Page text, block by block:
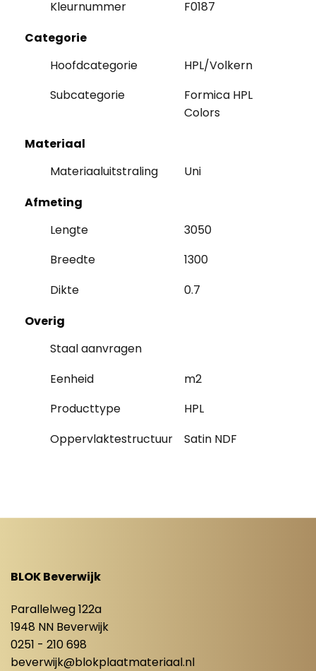
Kleurnummer
F0187
Categorie
Hoofdcategorie
HPL/Volkern
Subcategorie
Formica HPL
Colors
Materiaal
Materiaaluitstraling
Uni
Afmeting
Lengte
3050
Breedte
1300
Dikte
0.7
Overig
Staal aanvragen
Eenheid
m2
Producttype
HPL
Oppervlaktestructuur
Satin NDF
BLOK Beverwijk
Parallelweg 122a
1948 NN Beverwijk
0251 - 210 698
beverwijk@blokplaatmateriaal.nl